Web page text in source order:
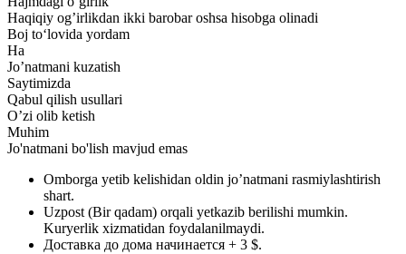
Haqiqiy og’irlikdan ikki barobar oshsa hisobga olinadi
Boj toʻlovida yordam
Ha
Jo’natmani kuzatish
Saytimizda
Qabul qilish usullari
O’zi olib ketish
Muhim
Jo'natmani bo'lish mavjud emas
Omborga yetib kelishidan oldin jo’natmani rasmiylashtirish
shart.
Uzpost (Bir qadam) orqali yetkazib berilishi mumkin.
Kuryerlik xizmatidan foydalanilmaydi.
Доставка до дома начинается + 3 $.